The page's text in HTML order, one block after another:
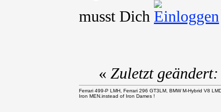
musst Dich
« Zuletzt
Ferrari 499-P LMH, Ferrari 296 GT3LM, BMW M-Hybrid V8
Iron MEN.instead of Iron Dames !